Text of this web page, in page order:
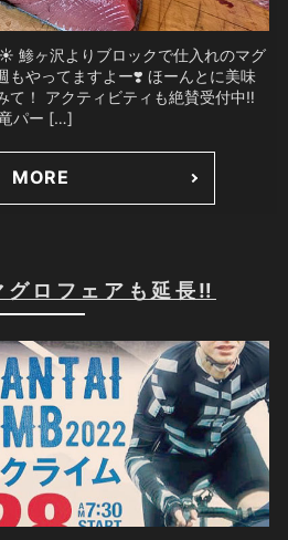
鯵ヶ沢よりブロックで仕入れのマグ
もやってますよー❣️ ほーんとに美味
て！ アクティビティも絶賛受付中‼️
パー […]
MORE
グロフェアも延長‼️